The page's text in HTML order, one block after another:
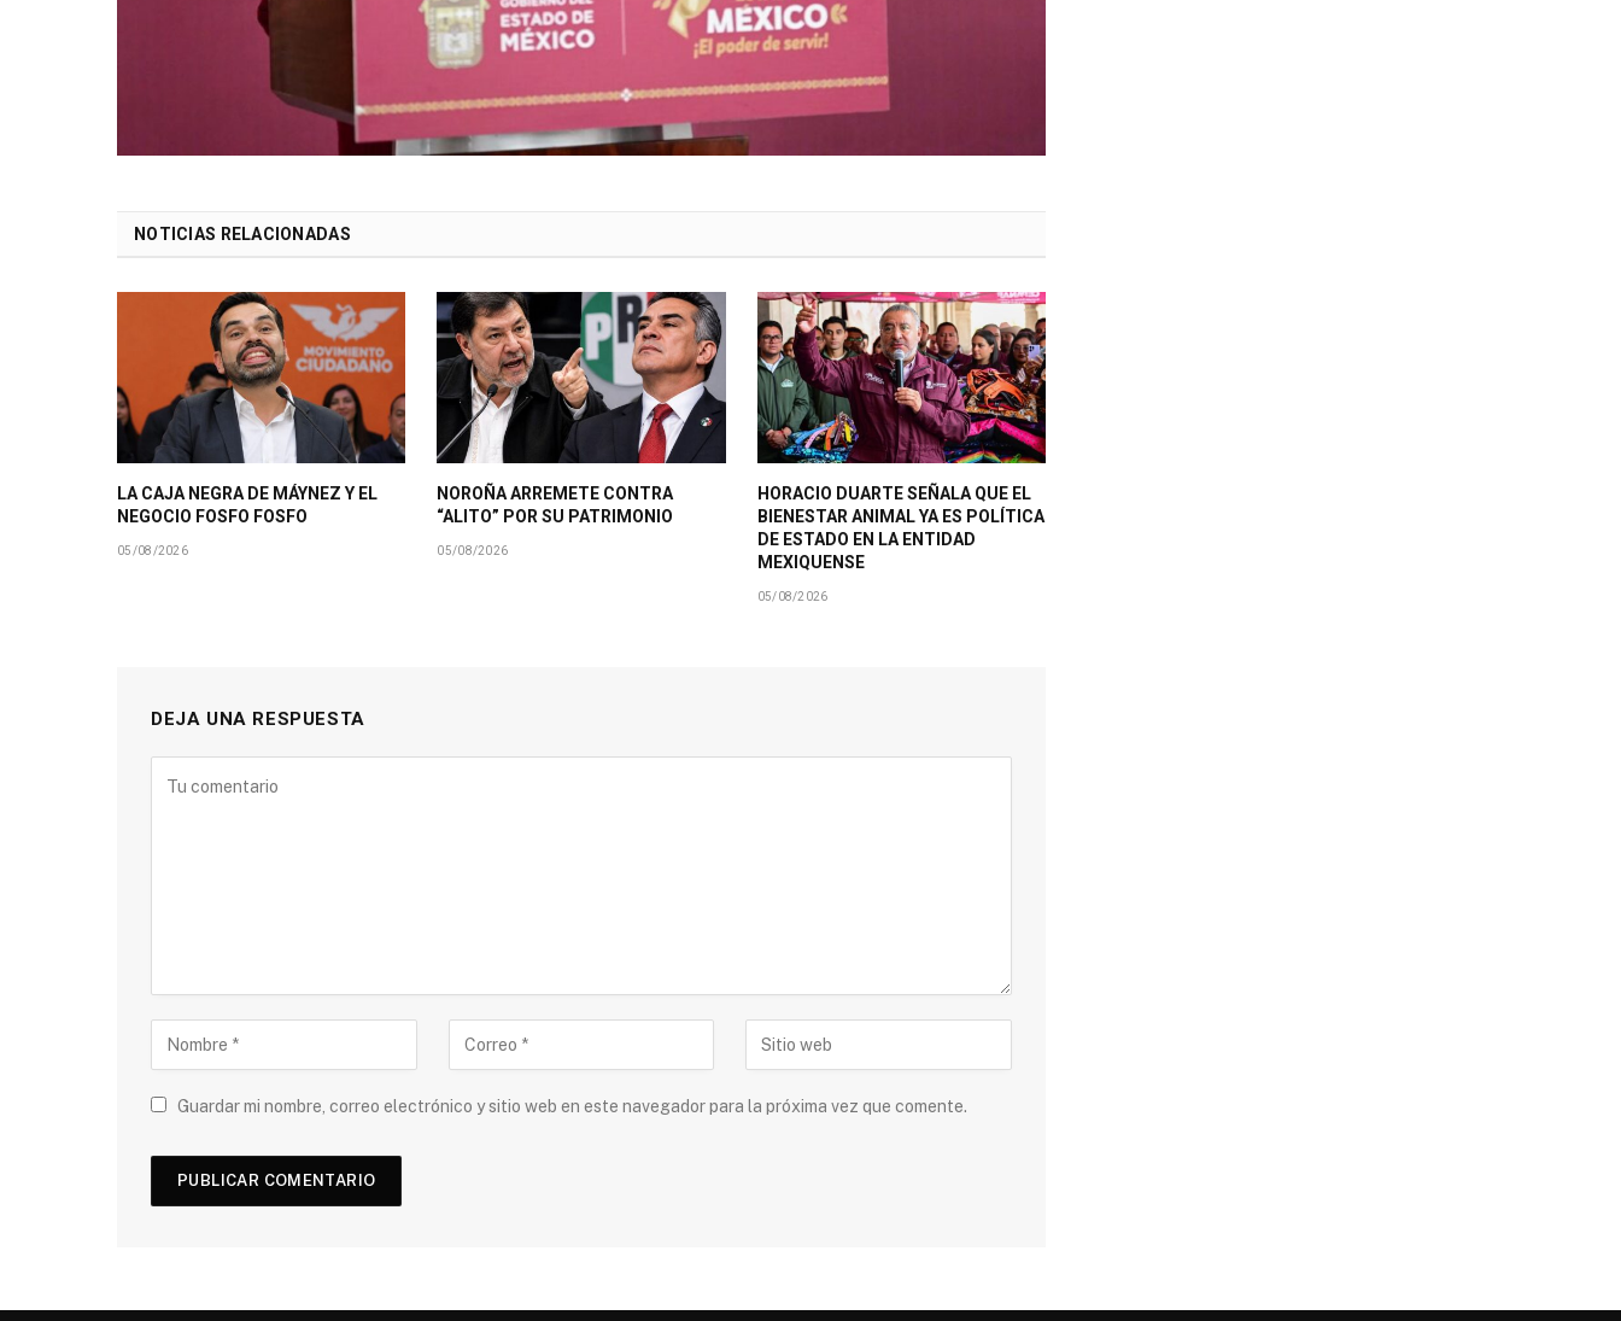
NOTICIAS RELACIONADAS
LA CAJA NEGRA DE MÁYNEZ Y EL
NEGOCIO FOSFO FOSFO
05/08/2026
NOROÑA ARREMETE CONTRA
“ALITO” POR SU PATRIMONIO
05/08/2026
HORACIO DUARTE SEÑALA QUE EL
BIENESTAR ANIMAL YA ES POLÍTICA
DE ESTADO EN LA ENTIDAD
MEXIQUENSE
05/08/2026
DEJA UNA RESPUESTA
Guardar mi nombre, correo electrónico y sitio web en este navegador para la próxima vez que comente.